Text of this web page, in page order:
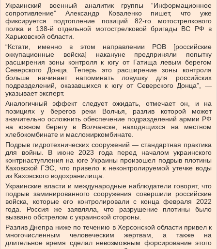
Украинский военный аналитик группы “Информационное
сопротивление” Александр Коваленко пишет, что уже
фиксируется подтопление позиций 82-го мотострелкового
полка и 138-й отдельной мотострелковой бригады ВС РФ в
Харьковской области.
“Кстати, именно в этом направлении РОВ [российские
оккупационные войска] накануне предприняли попытку
расширения зоны контроля к югу от Гатища левым берегом
Северского Донца. Теперь это расширение зоны контроля
больше начинает напоминать ловушку для российских
подразделений, оказавшихся к югу от Северского Донца”, —
указывает эксперт.
Аналогичный эффект следует ожидать, отмечает он, и на
позициях у берегов реки Волчья, разлив которой может
значительно осложнить обеспечение подразделений армии РФ
на южном берегу в Волчанске, находящихся на местном
хлебокомбинате и масложиркомбинате.
Подрыв гидротехнических сооружений — стандартная практика
для войны. В июне 2023 года перед началом украинского
контрнаступления на юге Украины произошел подрыв плотины
Каховской ГЭС, что привело к неконтролируемой утечке воды
из Каховского водохранилища.
Украинские власти и международные наблюдатели говорят, что
подрыв заминированного сооружения совершили российские
войска, которые его контролировали с конца февраля 2022
года. Россия же заявляла, что разрушение плотины было
вызвано обстрелом с украинской стороны.
Разлив Днепра ниже по течению в Херсонской области привел к
многочисленным человеческим жертвам, а также на
длительное время сделал невозможным форсирование этого